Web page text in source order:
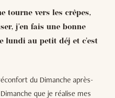
tourne vers les crêpes,
j'en fais une bonne
lundi au petit déj et c'est
du Dimanche après-
que je réalise mes